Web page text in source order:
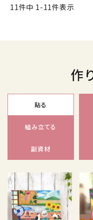
11件中 1-11件表示
作
貼る
組み立てる
副資材